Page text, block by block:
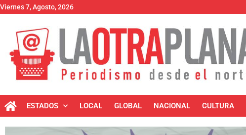
Viernes 7, Agosto, 2026
ESTADOS LOCAL GLOBAL NACIONAL CULTURA